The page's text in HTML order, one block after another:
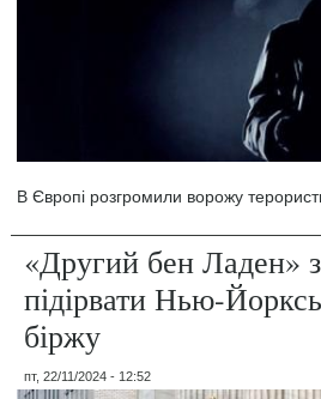
В Європі розгромили ворожу
«Другий бен Ладен»
підірвати Нью-
біржу
пт, 22/11/2024 - 12:52